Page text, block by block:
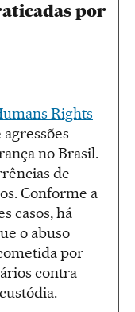
por
Rights
no Brasil.
de
Conforme a
casos, há
o abuso
por
contra